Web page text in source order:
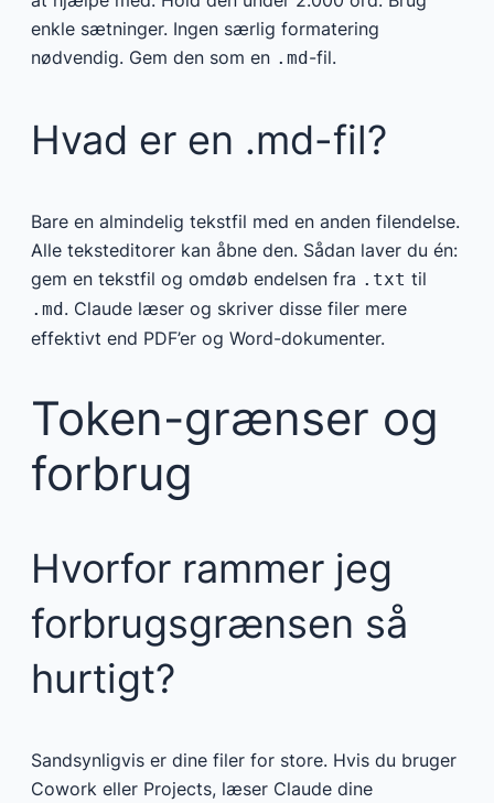
enkle sætninger. Ingen særlig formatering
nødvendig. Gem den som en .md-fil.
Hvad er en .md-fil?
Bare en almindelig tekstfil med en anden filendelse.
Alle teksteditorer kan åbne den. Sådan laver du én:
gem en tekstfil og omdøb endelsen fra .txt til
.md. Claude læser og skriver disse filer mere
effektivt end PDF’er og Word-dokumenter.
Token-grænser og
forbrug
Hvorfor rammer jeg
forbrugsgrænsen så
hurtigt?
Sandsynligvis er dine filer for store. Hvis du bruger
Cowork eller Projects, læser Claude dine